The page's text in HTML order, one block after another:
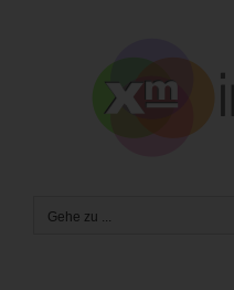
Gehe zu ...